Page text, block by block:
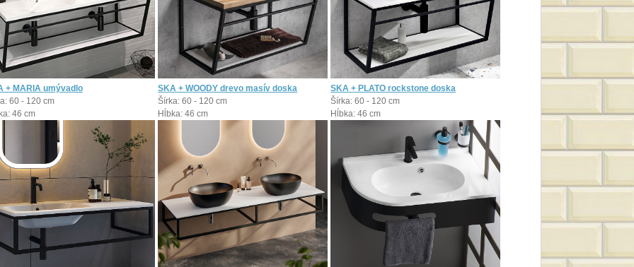
+ MARIA umývadlo
60 - 120 cm
46 cm
SKA + WOODY drevo masív doska
Šírka: 60 - 120 cm
Hĺbka: 46 cm
SKA + PLATO rockstone doska
Šírka: 60 - 120 cm
Hĺbka: 46 cm